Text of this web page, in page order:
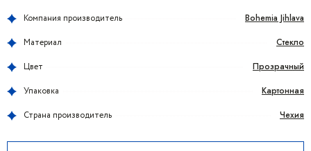
Компания производитель Bohemia Jihlava
Материал Стекло
Цвет Прозрачный
Упаковка Картонная
Страна производитель Чехия